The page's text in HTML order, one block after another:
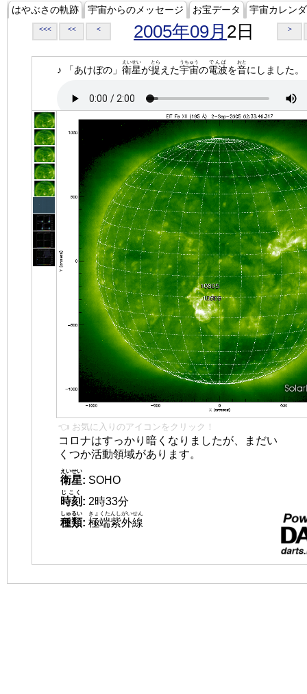
はやぶさの軌跡 宇宙からのメッセージ お宝データ 宇宙カレン
<<< << < 2005年09月 2日 >
♪ 「あけぼの」 衛星
えいせい
が捉
とら
えた宇宙
うちゅう
の電波
でんぱ
を音
おと
にしました。
👈 お気に入りのアイコンをクリック！
コロナはすっかり暗くなりましたが、まだい
くつか活動領域があります。
衛星
えいせい
: SOHO
時刻
じこく
: 2時33分
種類
しゅるい
: 極端紫外線
きょくたんしがいせん